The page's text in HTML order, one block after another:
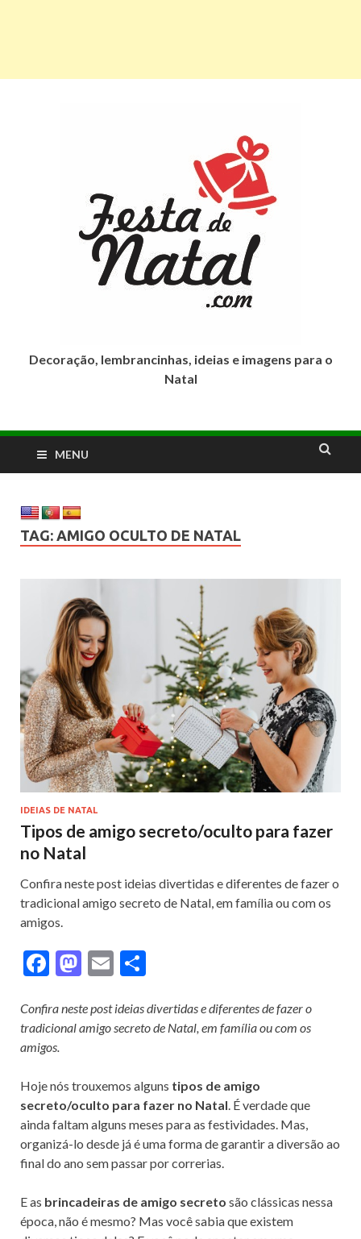
Decoração, lembrancinhas, ideias e imagens para o
Natal
MENU
TAG: AMIGO OCULTO DE NATAL
IDEIAS DE NATAL
Tipos de amigo secreto/oculto para fazer
no Natal
Confira neste post ideias divertidas e diferentes de fazer o
tradicional amigo secreto de Natal, em família ou com os
amigos.
F
e
b
o
k
M
to
d
n
E
ai
l
ar
e
Confira neste post ideias divertidas e diferentes de fazer o
tradicional amigo secreto de Natal, em família ou com os
amigos.
Hoje nós trouxemos alguns tipos de amigo
secreto/oculto para fazer no Natal. É verdade que
ainda faltam alguns meses para as festividades. Mas,
organizá-lo desde já é uma forma de garantir a diversão ao
final do ano sem passar por correrias.
E as brincadeiras de amigo secreto são clássicas nessa
época, não é mesmo? Mas você sabia que existem